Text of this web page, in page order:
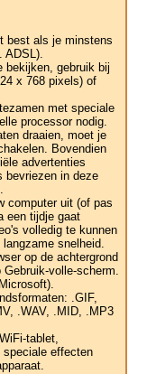
best als je minstens
ADSL).
bekijken, gebruik bij
x 768 pixels) of
met speciale
processor nodig.
draaien, moet je
Bovendien
advertenties
bevriezen in deze
computer uit (of pas
een tijdje gaat
volledig te kunnen
snelheid.
op de achtergrond
volle-scherm.
.GIF,
.WAV, .MID, .MP3
tablet,
effecten